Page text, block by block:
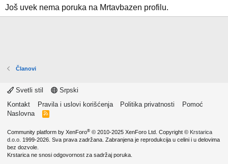
Još uvek nema poruka na Mrtavbazen profilu.
Članovi
Svetli stil
Srpski
Kontakt
Pravila i uslovi korišćenja Politika privatnosti
Pomoć
Naslovna
R
Community platform by XenForo® © 2010-2025 XenForo Ltd. Copyright © Krstarica
d.o.o. 1999-2026. Sva prava zadržana. Zabranjena je reprodukcija u celini i u delovima
bez dozvole.
Krstarica ne snosi odgovornost za sadržaj poruka.